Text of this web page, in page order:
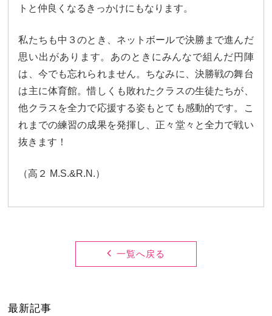
募集要項
入試問題 入試Q&A
保護者の方へ
在校生の方へ
卒業生及び卒業生保護者の方へ
KICHIJO NEWS
アクセス
お問い合わせ
トと仲良くなるきっかけにもなります。
私たちも中３のとき、ネットボールで決勝まで進んだ
思い出があります。あのときにみんなで組んだ円陣
は、今でも忘れられません。ちなみに、決勝戦の舞台
は主に体育館。惜しくも敗れたクラスの生徒たちが、
他クラスを全力で応援する姿もとても感動的です。こ
れまでの練習の成果を発揮し、正々堂々と全力で戦い
抜きます！
（高２ M.S.&R.N.）
一覧へ戻る
最新記事